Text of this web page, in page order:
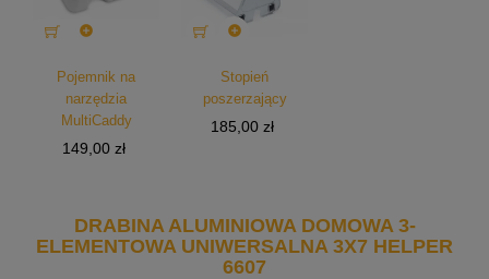

Pojemnik na
narzędzia
MultiCaddy
Cena
149,00 zł

Stopień
poszerzający
Cena
185,00 zł
DRABINA ALUMINIOWA DOMOWA 3-
ELEMENTOWA UNIWERSALNA 3X7 HELPER
6607